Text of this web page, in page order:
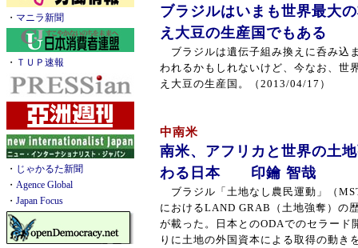
・ マニラ新聞
・ ＴＵＰ速報
・ じゃかるた新聞
・ Agence Global
・ Japan Focus
ブラジルはいまも世界最大
え大豆の生産国でもある
ブラジルは遺伝子組み換えに呑み込
われるかもしれないけど、今なお、世
え大豆の生産国。（2013/04/17）
中南米
南米、アフリカと世界の土
わる日本 印鑰 智哉
ブラジル「土地なし農民運動」（
におけるLAND GRAB（土地強奪）の
が載った。日本とのODAでのセラード
りに土地の外国資本による取得の動き